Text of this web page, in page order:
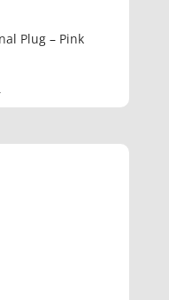
Plug – Pink